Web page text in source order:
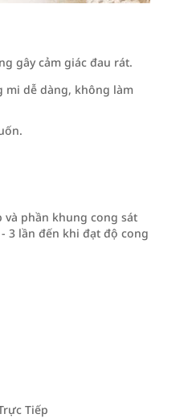
gây cảm giác đau rát.
mi dễ dàng, không làm
phần khung cong sát
3 lần đến khi đạt độ cong
Tiếp